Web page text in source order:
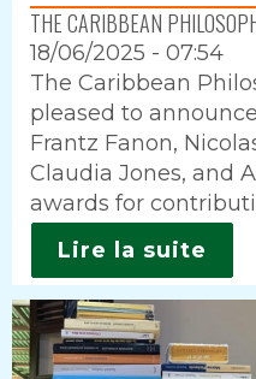
THE CARIBBEAN
18/06/2025 - 07:54
Intro
The Caribbean
pleased to
Frantz Fanon,
Claudia Jones, and
awards for
Lire la suite